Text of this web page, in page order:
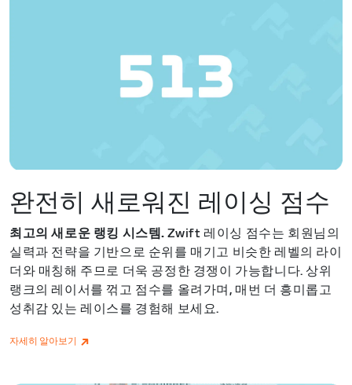
완전히 새로워진 레이싱 점수
최고의 새로운 랭킹 시스템. Zwift 레이싱 점수는 회원님의
실력과 전략을 기반으로 순위를 매기고 비슷한 레벨의 라이
더와 매칭해 주므로 더욱 공정한 경쟁이 가능합니다. 상위
랭크의 레이서를 꺾고 점수를 올려가며, 매번 더 흥미롭고
성취감 있는 레이스를 경험해 보세요.
자세히 알아보기